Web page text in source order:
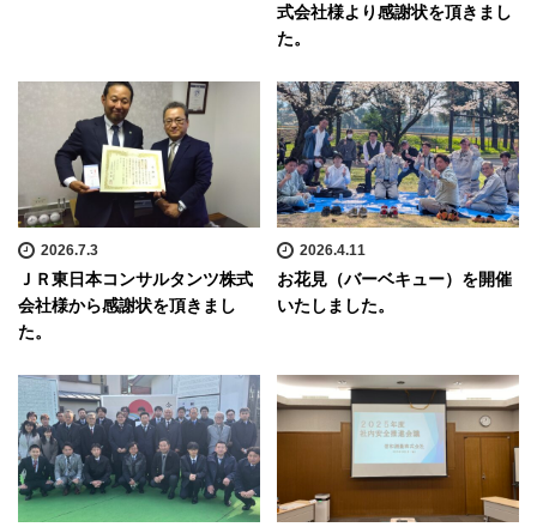
式会社様より感謝状を頂きまし
た。
2026.7.3
ＪＲ東日本コンサルタンツ株式
会社様から感謝状を頂きまし
た。
2026.4.11
お花見（バーベキュー）を開催
いたしました。